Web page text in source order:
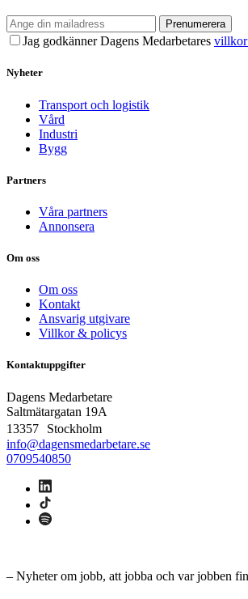
Prenumerera
Jag godkänner Dagens Medarbetares villkor
Nyheter
Transport och logistik
Vård
Industri
Bygg
Partners
Våra partners
Annonsera
Om oss
Om oss
Kontakt
Ansvarig utgivare
Villkor & policys
Kontaktuppgifter
Dagens Medarbetare
Saltmätargatan 19A
13357 Stockholm
info@dagensmedarbetare.se
0709540850
– Nyheter om jobb, att jobba och var jobben